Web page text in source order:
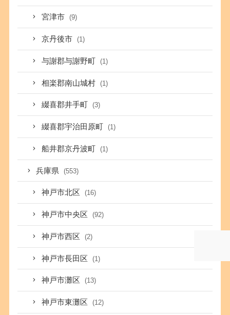
宮津市 (9)
京丹後市 (1)
与謝郡与謝野町 (1)
相楽郡南山城村 (1)
綴喜郡井手町 (3)
綴喜郡宇治田原町 (1)
船井郡京丹波町 (1)
兵庫県 (553)
神戸市北区 (16)
神戸市中央区 (92)
神戸市西区 (2)
神戸市長田区 (1)
神戸市灘区 (13)
神戸市東灘区 (12)